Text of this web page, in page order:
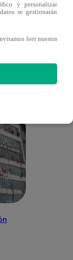
y personalizar
se gestionarán
leer nuestra